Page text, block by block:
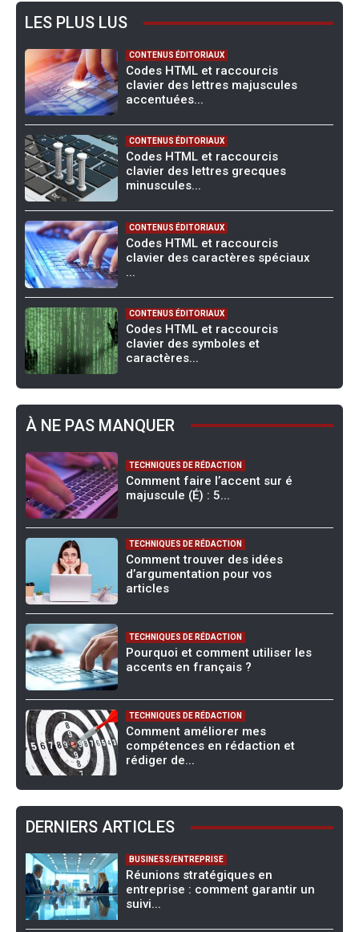
LES PLUS LUS
CONTENUS ÉDITORIAUX
Codes HTML et raccourcis
clavier des lettres majuscules
accentuées...
CONTENUS ÉDITORIAUX
Codes HTML et raccourcis
clavier des lettres grecques
minuscules...
CONTENUS ÉDITORIAUX
Codes HTML et raccourcis
clavier des caractères spéciaux
...
CONTENUS ÉDITORIAUX
Codes HTML et raccourcis
clavier des symboles et
caractères...
À NE PAS MANQUER
TECHNIQUES DE RÉDACTION
Comment faire l’accent sur é
majuscule (É) : 5...
TECHNIQUES DE RÉDACTION
Comment trouver des idées
d’argumentation pour vos
articles
TECHNIQUES DE RÉDACTION
Pourquoi et comment utiliser les
accents en français ?
TECHNIQUES DE RÉDACTION
Comment améliorer mes
compétences en rédaction et
rédiger de...
DERNIERS ARTICLES
BUSINESS/ENTREPRISE
Réunions stratégiques en
entreprise : comment garantir un
suivi...